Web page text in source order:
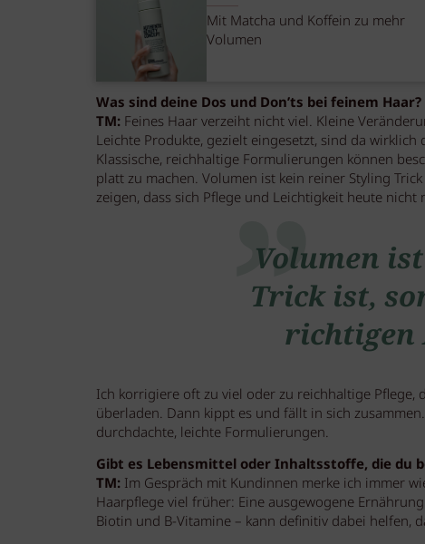
Mit Matcha und Koffein zu mehr
Volumen
Was sind deine Dos und Don’ts bei feinem Haar?
TM: Feines Haar verzeiht nicht viel. Kleine
Leichte Produkte, gezielt eingesetzt, sind da
Klassische, reichhaltige Formulierungen können
platt zu machen. Volumen ist kein reiner Styling
zeigen, dass sich Pflege und Leichtigkeit heute nicht
Volumen
Trick ist,
richtigen
Ich korrigiere oft zu viel oder zu reichhaltige Pflege,
überladen. Dann kippt es und fällt in sich
durchdachte, leichte Formulierungen.
Gibt es Lebensmittel oder Inhaltsstoffe, die du
TM: Im Gespräch mit Kundinnen merke ich immer
Haarpflege viel früher: Eine ausgewogene
Biotin und B-Vitamine – kann definitiv dabei helfen,